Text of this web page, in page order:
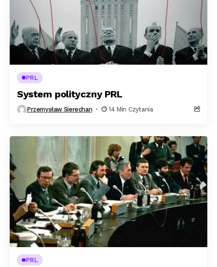
PRL
System polityczny PRL
Przemysław Sierechan 14 Min Czytania
PRL